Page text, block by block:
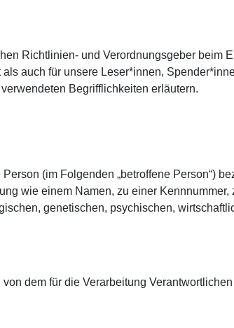
Richtlinien- und Verordnungsgeber beim
auch für unsere Leser*innen,
Begrifflichkeiten erläutern.
(im Folgenden „betroffene Person“)
wie einem Namen, zu einer Kennnummer,
genetischen, psychischen,
dem für die Verarbeitung